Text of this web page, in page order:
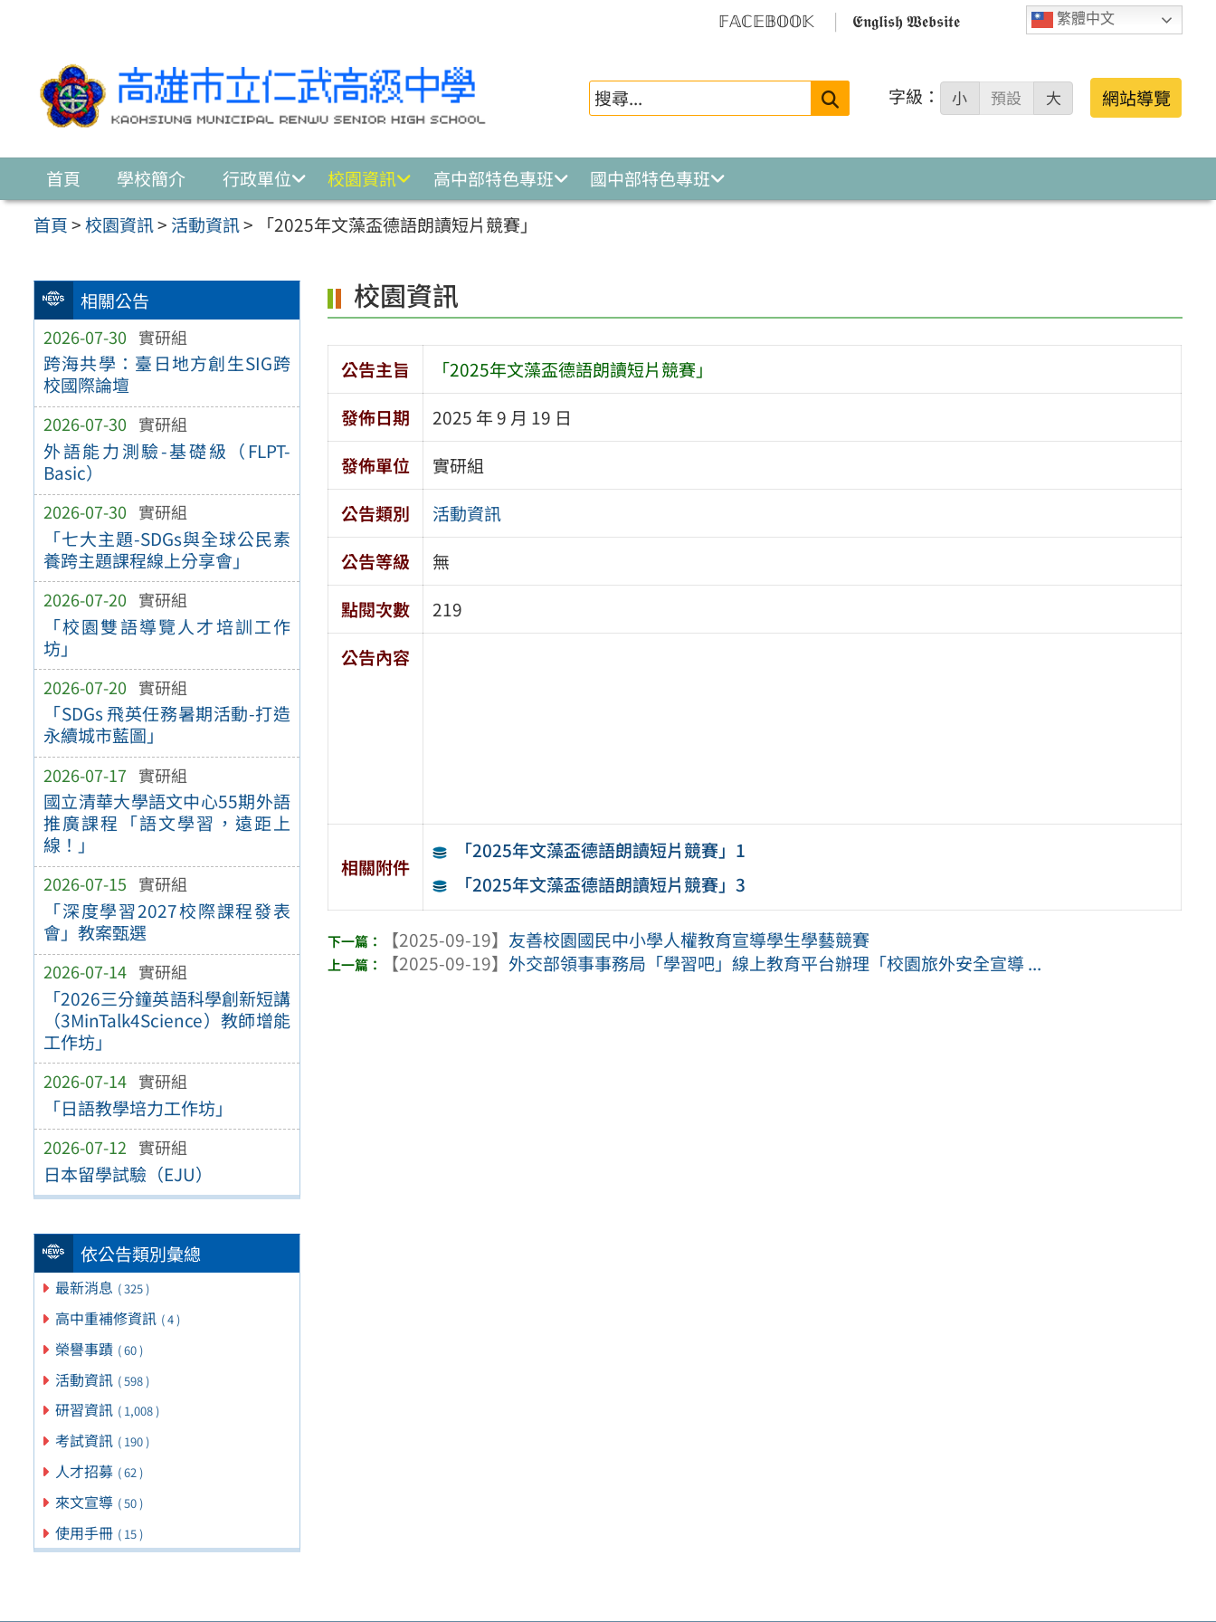
繁體中文
𝔽𝔸ℂ𝔼𝔹𝕆𝕆𝕂 𝕰𝖓𝖌𝖑𝖎𝖘𝖍 𝖂𝖊𝖇𝖘𝖎𝖙𝖊
搜
字級： 小 預設 大 網站導覽
首頁 學校簡介 行政單位 校園資訊 高中部特色專班
國中部特色專班
首頁>校園資訊> 活動資訊> 「2025年文藻盃德語朗讀短片競賽」
相關公告
2026-07-30 實研組
跨海共學：臺日地方創生SIG跨
校國際論壇
2026-07-30 實研組
外語能力測驗-基礎級（FLPT-
Basic）
2026-07-30 實研組
「七大主題-SDGs與全球公民素
養跨主題課程線上分享會」
2026-07-20 實研組
「校園雙語導覽人才培訓工作
坊」
2026-07-20 實研組
「SDGs 飛英任務暑期活動-打造
永續城市藍圖」
2026-07-17 實研組
國立清華大學語文中心55期外語
推廣課程「語文學習，遠距上
線！」
2026-07-15 實研組
「深度學習2027校際課程發表
會」教案甄選
2026-07-14 實研組
「2026三分鐘英語科學創新短講
（3MinTalk4Science）教師增能
工作坊」
2026-07-14 實研組
「日語教學培力工作坊」
2026-07-12 實研組
日本留學試驗（EJU）
依公告類別彙總
最新消息 ( 325 )
高中重補修資訊 ( 4 )
榮譽事蹟 ( 60 )
活動資訊 ( 598 )
研習資訊 ( 1,008 )
考試資訊 ( 190 )
人才招募 ( 62 )
來文宣導 ( 50 )
使用手冊 ( 15 )
校園資訊
公告主旨
「2025年文藻盃德語朗讀短片競賽」
發佈日期
2025 年 9 月 19 日
發佈單位
實研組
公告類別
活動資訊
公告等級
無
點閱次數
219
公告內容
相關附件
「2025年文藻盃德語朗讀短片競賽」1
「2025年文藻盃德語朗讀短片競賽」3
【2025-09-19】 友善校園國民中小學人權教育宣導學生學藝競賽
【2025-09-19】 外交部領事事務局「學習吧」線上教育平台辦理「校園旅外安全宣導 ...